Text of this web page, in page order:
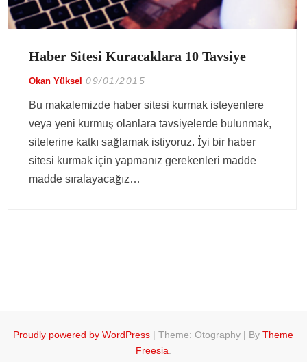
Haber Sitesi Kuracaklara 10 Tavsiye
Okan Yüksel 09/01/2015
Bu makalemizde haber sitesi kurmak isteyenlere
veya yeni kurmuş olanlara tavsiyelerde bulunmak,
sitelerine katkı sağlamak istiyoruz. İyi bir haber
sitesi kurmak için yapmanız gerekenleri madde
madde sıralayacağız…
Proudly powered by WordPress |Theme: Otography | ByTheme
Freesia